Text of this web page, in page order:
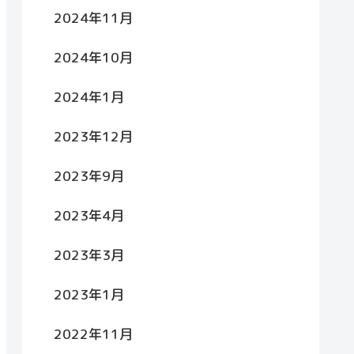
2024年11月
2024年10月
2024年1月
2023年12月
2023年9月
2023年4月
2023年3月
2023年1月
2022年11月